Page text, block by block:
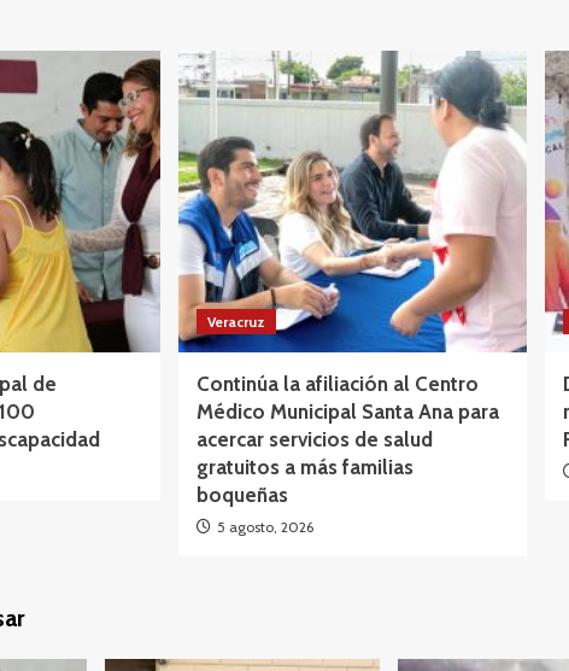
de
Veracruz
Continúa la afiliación al Centro
Médico Municipal Santa Ana para
acercar servicios de salud
gratuitos a más familias
boqueñas
5 agosto, 2026